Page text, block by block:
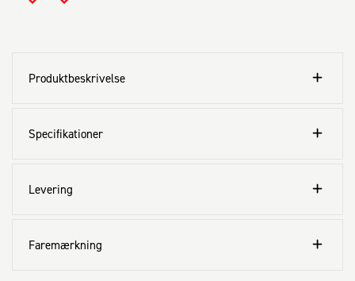
Produktbeskrivelse
Specifikationer
Levering
Faremærkning